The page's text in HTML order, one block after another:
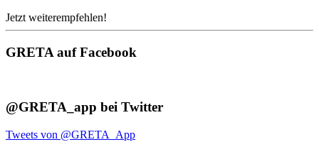
Jetzt weiterempfehlen!
GRETA auf Facebook
@GRETA_app bei Twitter
Tweets von @GRETA_App